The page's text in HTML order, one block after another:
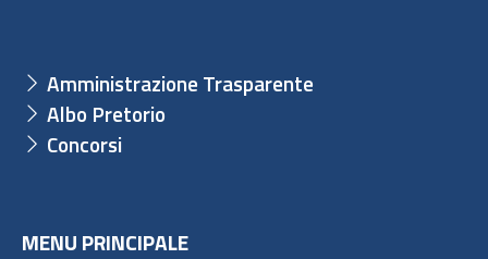
Amministrazione Trasparente
Albo Pretorio
Concorsi
MENU PRINCIPALE